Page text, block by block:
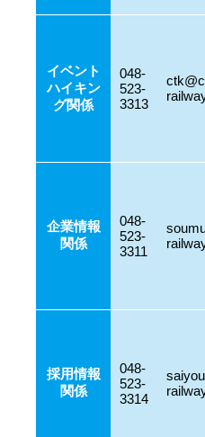
イベント
ハイキン
グ関係
048-
523-
3313
企業情報
関係
048-
523-
3311
採用情報
関係
048-
523-
3314